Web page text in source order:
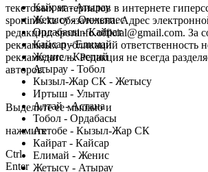
Кайрат - Атырау
Жетысу - Окжетпес
Ордабасы - Кайрат
Кайсар - Елимай
Женис - Каспий
Атырау - Тобол
Кызыл-Жар СК - Жетысу
Иртыш - Улытау
Алтай - Астана
Тобол - Ордабасы
Актобе - Кызыл-Жар СК
Кайрат - Кайсар
Елимай - Женис
Жетысу - Атырау
текстовых материалов в интернете
sportinfo.kz обязательна. Адрес
редакции: sportinfo.official@gmail.com. За
рекламных публикаций ответственность
рекламодатель. Редакция не всегда
авторов.
Заметили ошибку в тексте?
Выделите ее мышью и
нажмите
Ctrl
Enter